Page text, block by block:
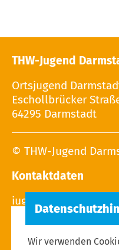
THW-Jugend
Ortsjugend
Eschollbrücker
64295 Darmstadt
© THW-Jugend
Kontaktdaten
Wir verwenden